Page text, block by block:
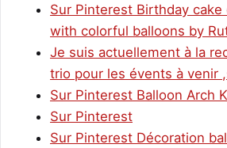
Sur Pinterest Birthday cake
with colorful balloons by
Je suis actuellement à la
trio pour les évents à venir
Sur Pinterest Balloon Arch
Sur Pinterest
Sur Pinterest Décoration